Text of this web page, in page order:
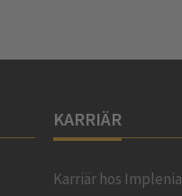
KARRIÄR
Karriär hos Implenia